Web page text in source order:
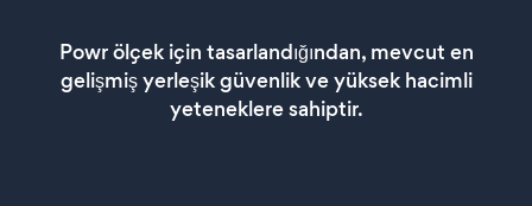
Powr ölçek için tasarlandığından, mevcut en
gelişmiş yerleşik güvenlik ve yüksek hacimli
yeteneklere sahiptir.